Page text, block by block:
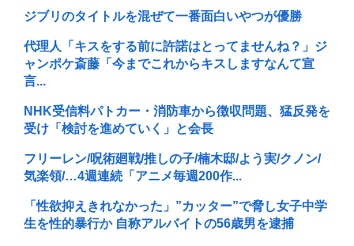
ジブリのタイトルを混ぜて一番面白いやつが優勝
代理人「キスをする前に許諾はとってませんね？」ジ
ャンポケ斎藤「今までこれからキスしますなんて宣
言...
NHK受信料パトカー・消防車から徴収問題、猛反発を
受け「検討を進めていく」と会長
フリーレン/呪術廻戦/推しの子/楠木邸/よう実/クノン/
気楽領/…4週連続「アニメ毎週200作...
「性欲抑えきれなかった」”カッター”で脅し女子中学
生を性的暴行か 自称アルバイトの56歳男を逮捕